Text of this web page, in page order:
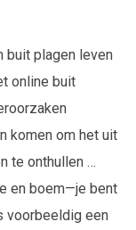
buit plagen leven
online buit
komen om het uit
te onthullen …
en boem—je bent
voorbeeldig een